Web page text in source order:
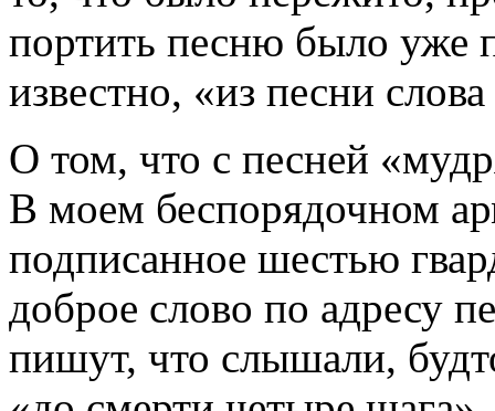
портить песню было уже
известно, «из песни
О том, что с песней
В моем беспорядочном
подписанное шестью
доброе слово по адресу
пишут, что слышали,